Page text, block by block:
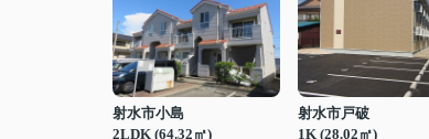
射水市小島
2LDK (64.32㎡)
射水市戸破
1K (28.02㎡)